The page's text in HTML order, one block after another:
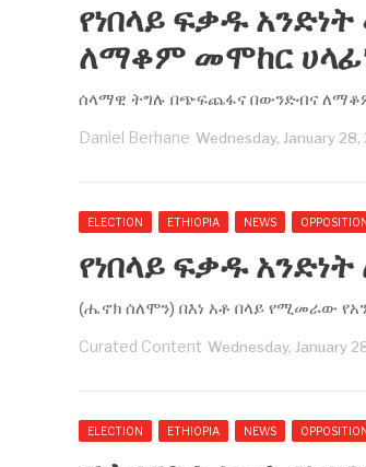
የነበላይ ፍቃዱ
ለማቆም መሞከር
ሰላማዊ ትግሉ በጭፍጨፋና በውንድብና ለማቆም
Daniel Berhane Wednesday, January 28,
ELECTION ETHIOPIA NEWS
የነበላይ ፍቃዱ
(ሔኖክ ሰለሞን) በእነ አቶ በላይ የሚመራው
Curated Content Wednesday, January
ELECTION ETHIOPIA NEWS